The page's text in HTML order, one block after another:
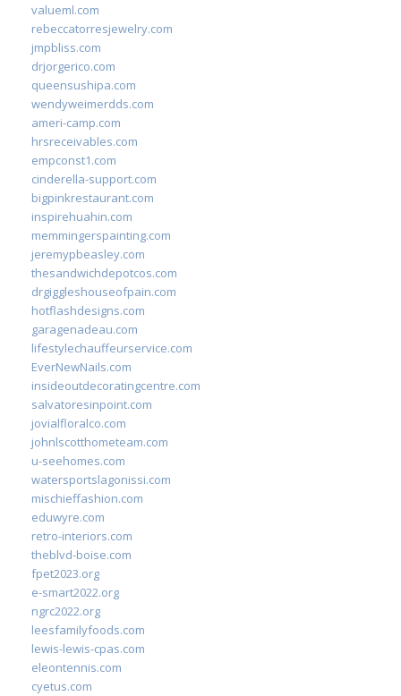
valueml.com
rebeccatorresjewelry.com
jmpbliss.com
drjorgerico.com
queensushipa.com
wendyweimerdds.com
ameri-camp.com
hrsreceivables.com
empconst1.com
cinderella-support.com
bigpinkrestaurant.com
inspirehuahin.com
memmingerspainting.com
jeremypbeasley.com
thesandwichdepotcos.com
drgiggleshouseofpain.com
hotflashdesigns.com
garagenadeau.com
lifestylechauffeurservice.com
EverNewNails.com
insideoutdecoratingcentre.com
salvatoresinpoint.com
jovialfloralco.com
johnlscotthometeam.com
u-seehomes.com
watersportslagonissi.com
mischieffashion.com
eduwyre.com
retro-interiors.com
theblvd-boise.com
fpet2023.org
e-smart2022.org
ngrc2022.org
leesfamilyfoods.com
lewis-lewis-cpas.com
eleontennis.com
cyetus.com